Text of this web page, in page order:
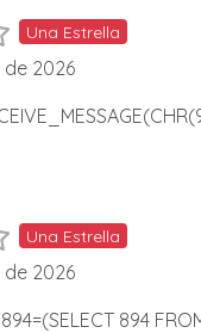
Una Estrella
de 2026
Una Estrella
de 2026
894